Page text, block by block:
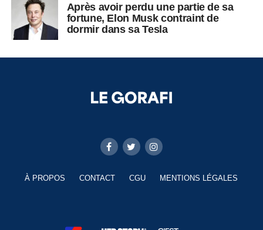
Après avoir perdu une partie de sa
fortune, Elon Musk contraint de
dormir dans sa Tesla
À PROPOS CONTACT CGU MENTIONS LÉGALES